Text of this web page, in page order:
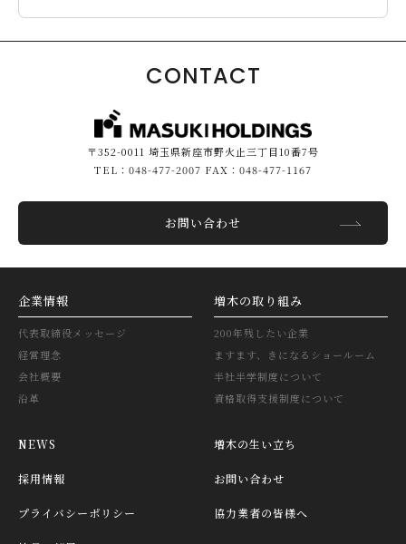
CONTACT
〒352-0011 埼玉県新座市野火止三丁目10番7号
TEL：048-477-2007 FAX：048-477-1167
お問い合わせ
企業情報
代表取締役メッセージ
経営理念
会社概要
沿革
増木の取り組み
200年残したい企業
ますます、きになるショールーム
半社半学制度について
資格取得支援制度について
NEWS 増木の生い立ち
採用情報 お問い合わせ
プライバシーポリシー 協力業者の皆様へ